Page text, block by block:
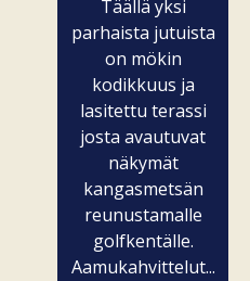
Täällä yksi
parhaista jutuista
on mökin
kodikkuus ja
lasitettu terassi
josta avautuvat
näkymät
kangasmetsän
reunustamalle
golfkentälle.
Aamukahvittelut...